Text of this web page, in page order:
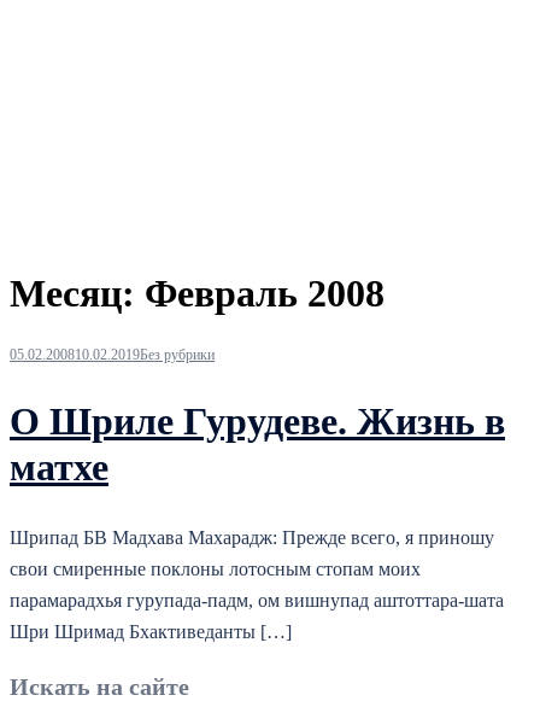
Месяц: Февраль 2008
05.02.200810.02.2019Без рубрики
О Шриле Гурудеве. Жизнь в
матхе
Шрипад БВ Мадхава Махарадж: Прежде всего, я приношу
свои смиренные поклоны лотосным стопам моих
парамарадхья гурупада-падм, ом вишнупад аштоттара-шата
Шри Шримад Бхактиведанты […]
Искать на сайте